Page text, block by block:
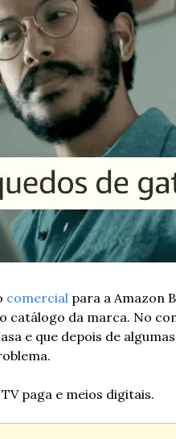
comercial para a Amazon
catálogo da marca. No
e que depois de
paga e meios digitais.